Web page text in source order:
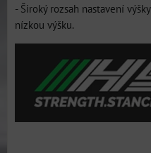
- Široký rozsah nastavení
nízkou výšku.